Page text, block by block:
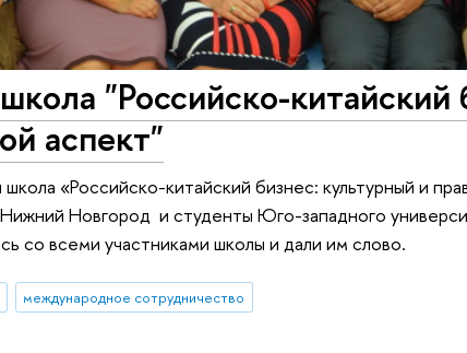
"Российско-китайский
аспект"
«Российско-китайский бизнес: культурный и
Новгород и студенты Юго-западного
со всеми участниками школы и дали им слово.
международное сотрудничество